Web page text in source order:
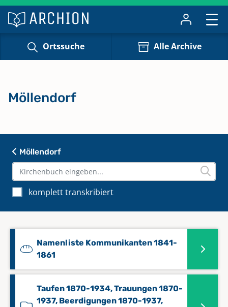
Ortssuche Alle Archive
Möllendorf
komplett transkribiert
Namenliste Kommunikanten 1841-
1861
Taufen 1870-1934, Trauungen 1870-
1937, Beerdigungen 1870-1937,
Möllendorf